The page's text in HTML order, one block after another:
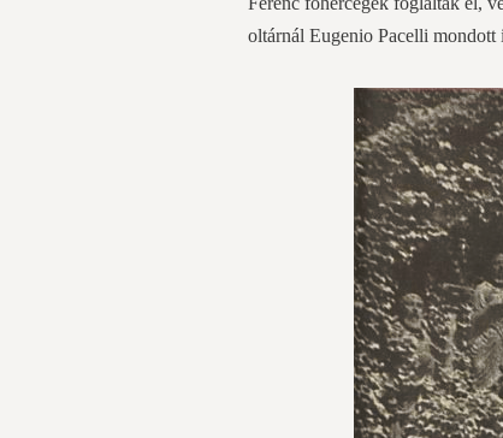
oltárnál Eugenio Pacelli mondott